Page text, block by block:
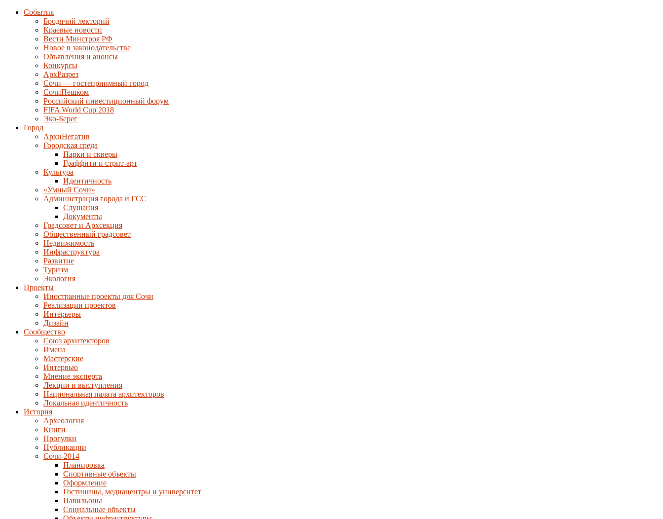
События
Бродячий лекторий
Краевые новости
Вести Минстроя РФ
Новое в законодательстве
Объявления и анонсы
Конкурсы
АрхРазрез
Сочи — гостеприимный город
СочиПешком
Российский инвестиционный форум
FIFA World Cup 2018
Эко-Берег
Город
АрхиНегатив
Городская среда
Парки и скверы
Граффити и стрит-арт
Культура
Идентичность
«Умный Сочи»
Администрация города и ГСС
Слушания
Документы
Градсовет и Архсекция
Общественный градсовет
Недвижимость
Инфраструктура
Развитие
Туризм
Экология
Проекты
Иностранные проекты для Сочи
Реализации проектов
Интерьеры
Дизайн
Сообщество
Союз архитекторов
Имена
Мастерские
Интервью
Мнение эксперта
Лекции и выступления
Национальная палата архитекторов
Локальная идентичность
История
Археология
Книги
Прогулки
Публикации
Сочи-2014
Планировка
Спортивные объекты
Оформление
Гостиницы, медиацентры и университет
Павильоны
Социальные объекты